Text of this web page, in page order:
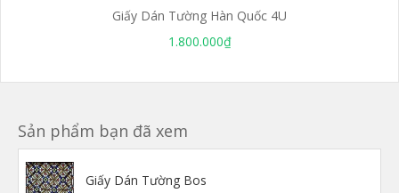
Giấy Dán Tường Hàn Quốc 4U
1.800.000₫
Sản phẩm bạn đã xem
Giấy Dán Tường Bos